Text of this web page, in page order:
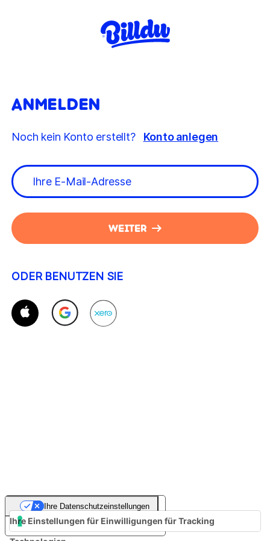
ANMELDEN
Noch kein Konto erstellt? Konto anlegen
WEITER
ODER BENUTZEN SIE
Hinweis bei Erhebung
Ihre Datenschutzeinstellungen
Ihre Einstellungen für Einwilligungen für Tracking